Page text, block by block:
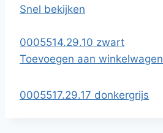
Snel bekijken
0005514.29.10 zwart
Toevoegen aan winkelwagen
0005517.29.17 donkergrijs